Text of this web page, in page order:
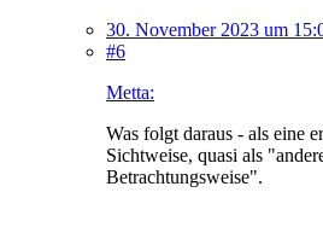
30. November 2023 um
#6
Metta:
Was folgt daraus - als eine
Sichtweise, quasi als
Betrachtungsweise".